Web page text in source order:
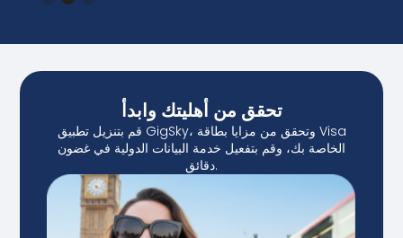
تحقق من أهليتك وابدأ
قم بتنزيل تطبيق GigSky، وتحقق من مزايا بطاقة Visa
الخاصة بك، وقم بتفعيل خدمة البيانات الدولية في غضون
دقائق.